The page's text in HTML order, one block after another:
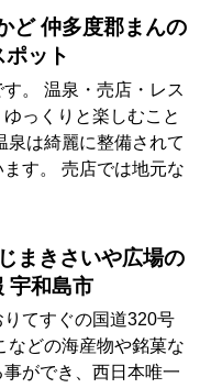
ど 仲多度郡まんの
ポット
。 温泉・売店・レス
っくりと楽しむこと
泉は綺麗に整備されて
す。 売店では地元な
まきさいや広場の
宇和島市
てすぐの国道320号
などの海産物や銘菓な
ができ、西日本唯一